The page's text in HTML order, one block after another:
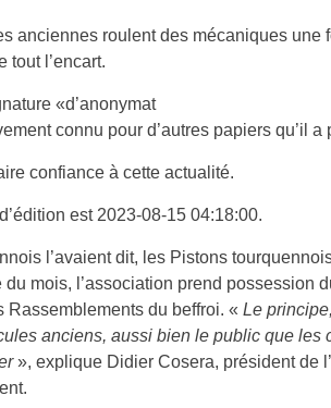
anciennes roulent des mécaniques une
tout l’encart.
«d’anonymat
connu pour d’autres papiers qu’il
confiance à cette actualité.
est 2023-08-15 04:18:00.
l’avaient dit, les Pistons
mois, l’association prend possession
Rassemblements du beffroi. « Le
anciens, aussi bien le public que les
», explique Didier Cosera, président de